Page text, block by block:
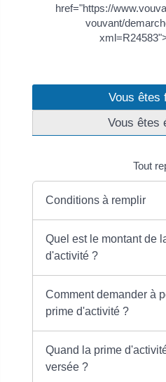
href="https://
vouvant/
Vous êtes
Vous êtes
Tout
Conditions à remplir
Quel est le montant de
d'activité ?
Comment demander à
prime d'activité ?
Quand la prime
versée ?